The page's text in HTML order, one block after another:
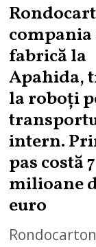
compania
fabrică la
Apahida,
la roboți
intern.
pas costă 7
milioane
euro